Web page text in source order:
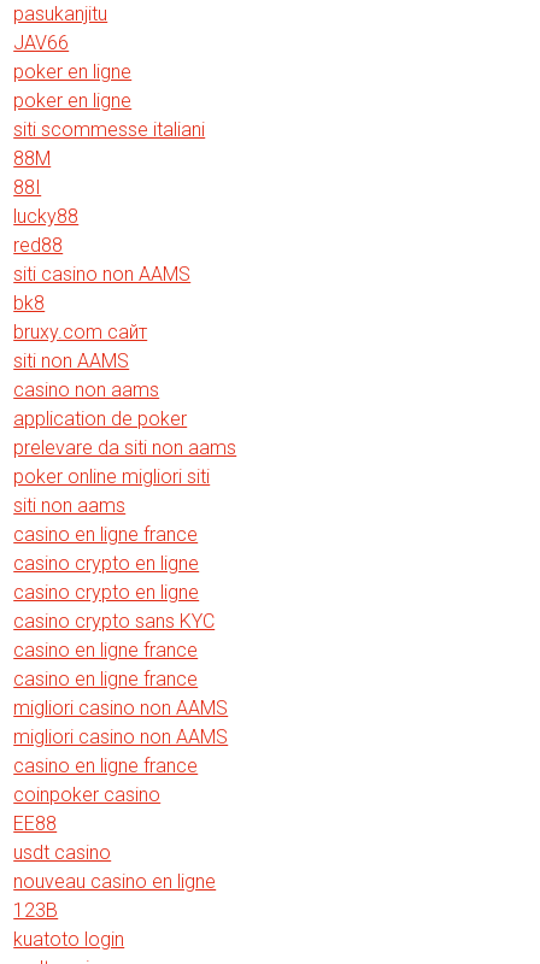
pasukanjitu
JAV66
poker en ligne
poker en ligne
siti scommesse italiani
88M
88I
lucky88
red88
siti casino non AAMS
bk8
bruxy.com сайт
siti non AAMS
casino non aams
application de poker
prelevare da siti non aams
poker online migliori siti
siti non aams
casino en ligne france
casino crypto en ligne
casino crypto en ligne
casino crypto sans KYC
casino en ligne france
casino en ligne france
migliori casino non AAMS
migliori casino non AAMS
casino en ligne france
coinpoker casino
EE88
usdt casino
nouveau casino en ligne
123B
kuatoto login